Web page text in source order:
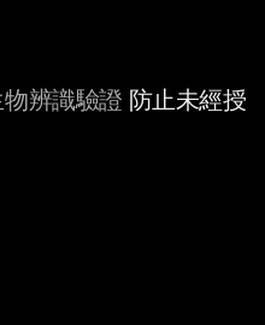
辨識驗證 防止未經授